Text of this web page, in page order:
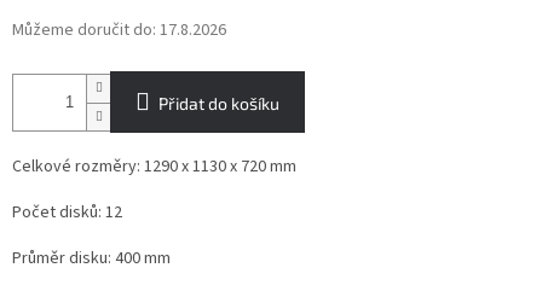
Můžeme doručit do: 17.8.2026
Přidat do košíku
Celkové rozměry: 1290 x 1130 x 720 mm
Počet disků: 12
Průměr disku: 400 mm